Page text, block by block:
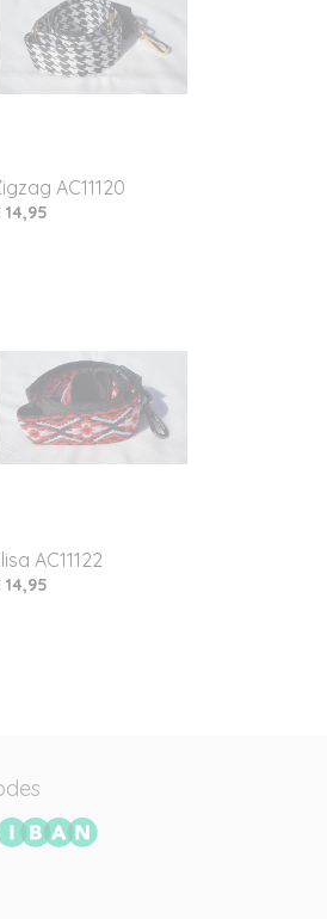
AC11120
14,95
AC11122
14,95